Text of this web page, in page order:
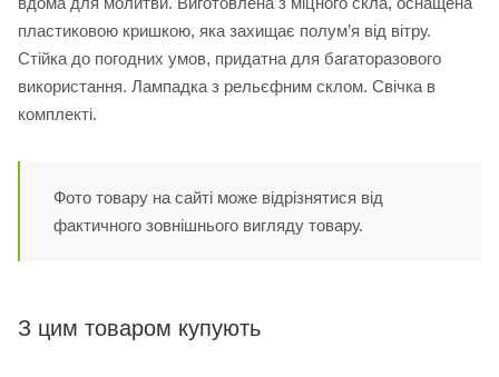
пластиковою кришкою, яка захищає полум’я від вітру.
Стійка до погодних умов, придатна для багаторазового
використання. Лампадка з рельєфним склом. Свічка в
комплекті.
Фото товару на сайті може відрізнятися від
фактичного зовнішнього вигляду товару.
З цим товаром купують